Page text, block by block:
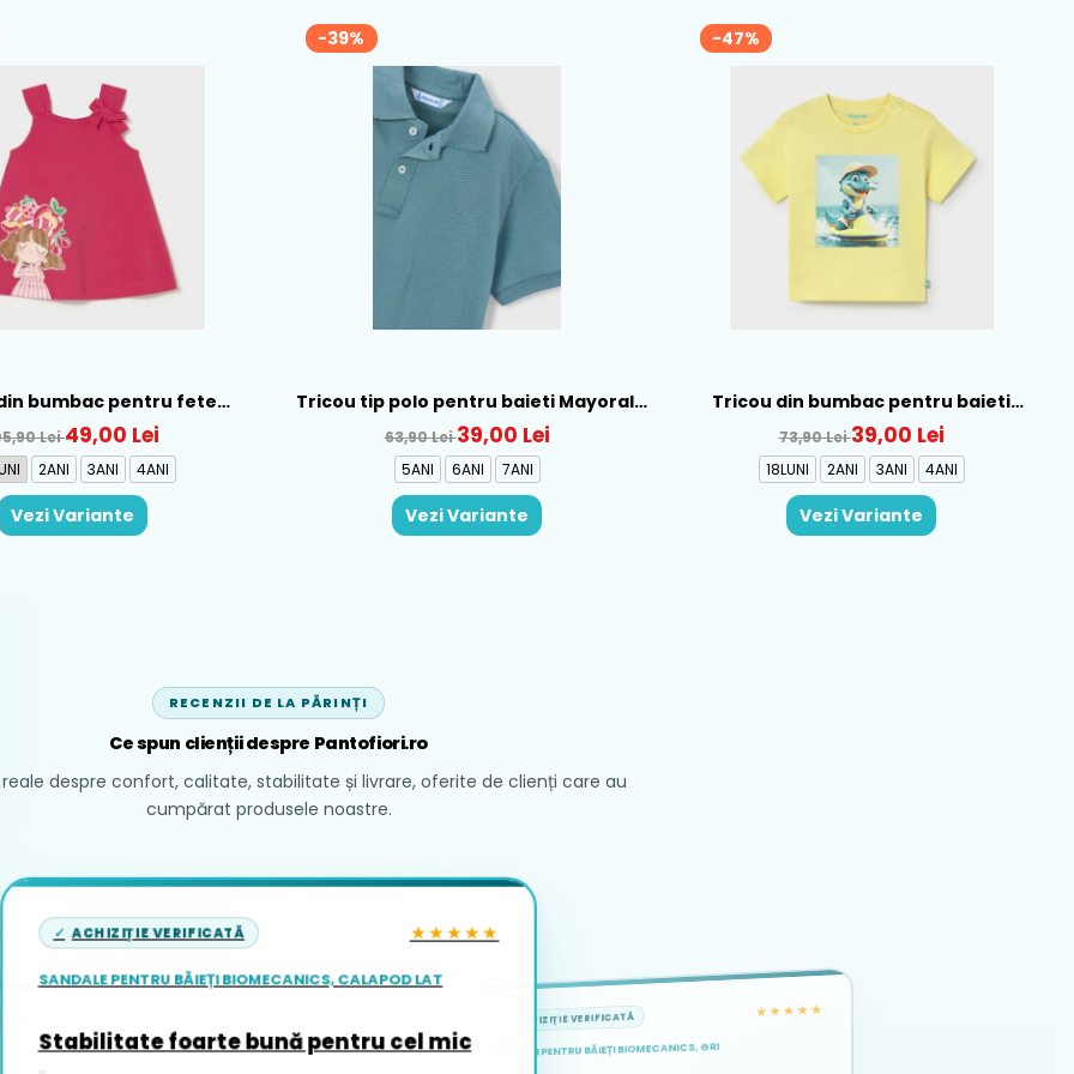
bumbac pentru fete
Rosu - 1930-069
Lei49,00 Lei
2ANI 3ANI 4ANI
Vezi Variante
-39%
Tricou tip polo pentru baieti Mayoral,
Verde - 150-12
63,90 Lei39,00 Lei
5ANI 6ANI 7ANI
Vezi Variante
-47%
Tricou din bumbac pentru baieti
Mayoral, Galben - 1015-22
73,90 Lei39,00 Lei
18LUNI 2ANI 3ANI 4ANI
Vezi Variante
RECENZII DE LA PĂRINȚI
Ce spun clienții despre Pantofiori.ro
reale despre confort, calitate, stabilitate și livrare, oferite de clienți care au
cumpărat produsele noastre.
ACHIZIȚIE VERIFICATĂ ★★★★★
SANDALE PENTRU BĂIEȚI BIOMECANICS, CALAPOD LAT
Stabilitate foarte bună pentru cel mic
ACHIZIȚIE VERIFICATĂ ★★★★★
PANTOFI PENTRU BĂIEȚI BIOMECANICS, GRI